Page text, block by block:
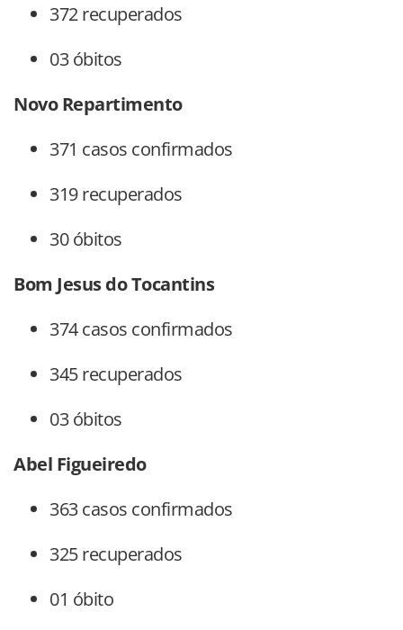
372 recuperados
03 óbitos
Novo Repartimento
371 casos confirmados
319 recuperados
30 óbitos
Bom Jesus do Tocantins
374 casos confirmados
345 recuperados
03 óbitos
Abel Figueiredo
363 casos confirmados
325 recuperados
01 óbito